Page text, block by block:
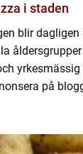
i staden
blir dagligen
yrkesmässig
på